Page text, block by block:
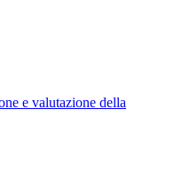
e valutazione della